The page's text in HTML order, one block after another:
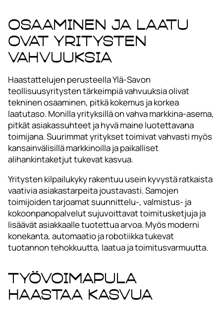
Osaaminen ja laatu
ovat yritysten
vahvuuksia
Haastattelujen perusteella Ylä-Savon
teollisuusyritysten tärkeimpiä vahvuuksia olivat
tekninen osaaminen, pitkä kokemus ja korkea
laatutaso. Monilla yrityksillä on vahva markkina-asema,
pitkät asiakassuhteet ja hyvä maine luotettavana
toimijana. Suurimmat yritykset toimivat vahvasti myös
kansainvälisillä markkinoilla ja paikalliset
alihankintaketjut tukevat kasvua.
Yritysten kilpailukyky rakentuu usein kyvystä ratkaista
vaativia asiakastarpeita joustavasti. Samojen
toimijoiden tarjoamat suunnittelu-, valmistus- ja
kokoonpanopalvelut sujuvoittavat toimitusketjuja ja
lisäävät asiakkaalle tuotettua arvoa. Myös moderni
konekanta, automaatio ja robotiikka tukevat
tuotannon tehokkuutta, laatua ja toimitusvarmuutta.
Työvoimapula
haastaa kasvua